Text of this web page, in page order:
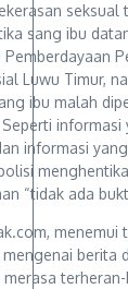
seksual
sang ibu
Luwu Timur,
ibu malah
informasi
informasi
“tidak ada
menemui
berita